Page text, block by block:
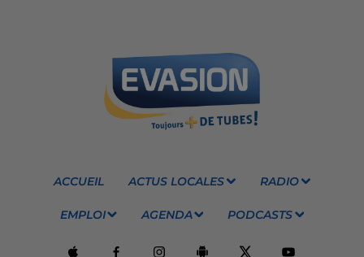
ACCUEIL ACTUS LOCALES RADIO
EMPLOI AGENDA PODCASTS